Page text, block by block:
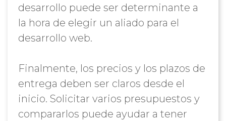
desarrollo puede ser determinante a
la hora de elegir un aliado para el
desarrollo web.
Finalmente, los precios y los plazos de
entrega deben ser claros desde el
inicio. Solicitar varios presupuestos y
compararlos puede ayudar a tener